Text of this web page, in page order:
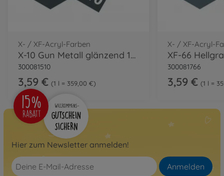
X- / XF-Acryl-Farben
X-10 Gun Metall glänzend 10ml
300081510
3,59 € 1 l = 359,00 €
X- / XF-Acryl-
XF-66
300081766
3,59 € 1 l =
Hier zum Newsletter anmelden!
Anmelden